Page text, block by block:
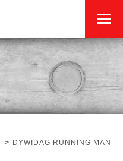
> DYWIDAG RUNNING MAN